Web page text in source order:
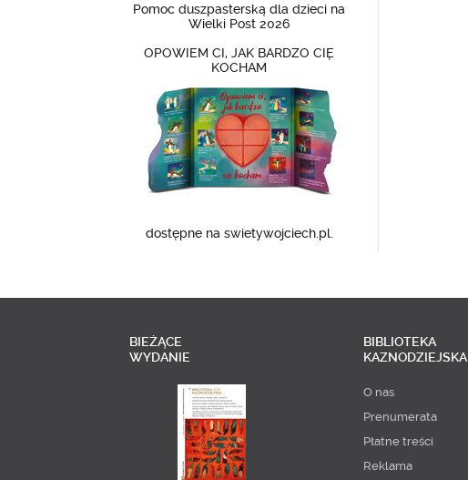
Pomoc duszpasterską dla dzieci na
Wielki Post 2026
OPOWIEM CI, JAK BARDZO CIĘ
KOCHAM
dostępne na swietywojciech.pl.
BIEŻĄCE
WYDANIE
BIBLIOTEKA
KAZNODZIEJSKA
O nas
Prenumerata
Płatne treści
Reklama